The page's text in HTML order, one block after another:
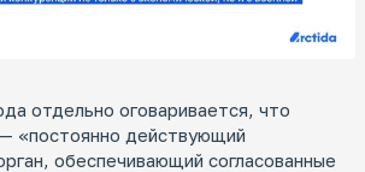
отдельно оговаривается, что
«постоянно действующий
обеспечивающий согласованные